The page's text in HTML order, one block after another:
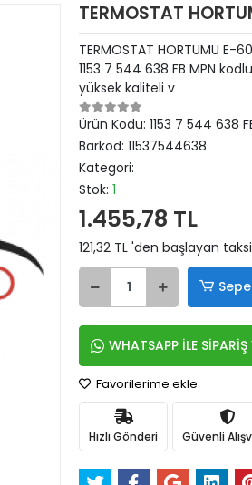
TERMOSTAT
TERMOSTAT HORTUMU
1153 7 544 638 FB MPN
yüksek kaliteli v
Ürün Kodu: 1153 7 544 638
Barkod: 11537544638
Kategori:
Stok: 1
1.455,78 TL
121,32 TL 'den başlayan
WHATSAPP İLE SİPARİŞ
Favorilerime ekle
Hızlı Gönderi Güvenli